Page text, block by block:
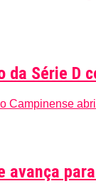
Série D
Campinense
avança